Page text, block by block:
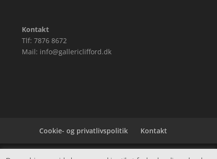
Kontakt
Tlf: 7876 8672
Mail: info@gallericlifford.dk
Cookie- og privatlivspolitik Kontakt
Denne hjemmeside samler et bredt udvalg af